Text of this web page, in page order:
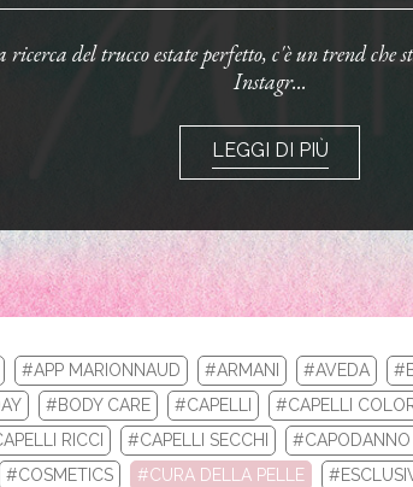
ricerca del trucco estate perfetto, c'è un trend che
Instagr...
LEGGI DI PIÙ
TUA ROUTINE CON I BEST
#APP MARIONNAUD #ARMANI #AVEDA
#BODY CARE #CAPELLI
#CAPELLI
RICCI #CAPELLI SECCHI
#CAPODANNO
#COSMETICS #CURA DELLA PELLE